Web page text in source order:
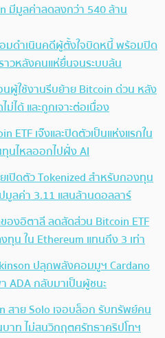
มีมูลค่าลดลงกว่า 540 ล้าน
มดำเนินคดีผู้ตั้งใจบิดหนี้ พร้อมปิด
วหลังคนแห่ยื่นจนระบบล้น
นผู้ใช้งานรีบย้าย Bitcoin ด่วน หลัง
ม่ได้ และถูกเจาะต่อเนื่อง
ETF เจ๊งและปิดตัวเป็นแห่งแรกใน
นไหลออกไปฝั่ง AI
เปิดตัว Tokenized สำหรับกองทุน
มูลค่า 3.11 แสนล้านดอลลาร์
งอิตาลี ลดสัดส่วน Bitcoin ETF
ทุน ใน Ethereum แทนถึง 3 เท่า
ปลุกพลังคอมมูฯ Cardano
ADA กลับมาเป็นผู้ชนะ
สาย Solo เจอบล็อก รับทรัพย์คน
บาท ไม่สนวิกฤตศรัทธาคริปโทฯ